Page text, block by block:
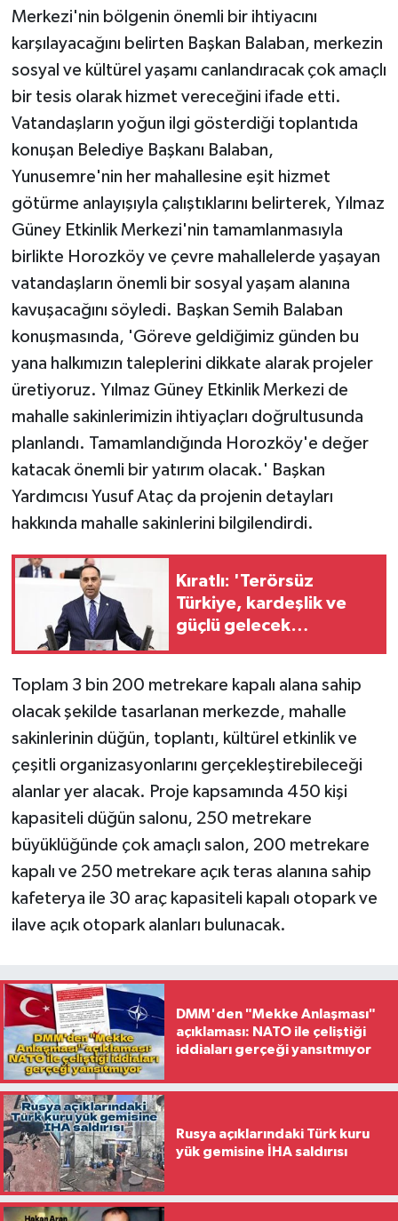
Merkezi'nin bölgenin önemli bir ihtiyacını
karşılayacağını belirten Başkan Balaban, merkezin
sosyal ve kültürel yaşamı canlandıracak çok amaçlı
bir tesis olarak hizmet vereceğini ifade etti.
Vatandaşların yoğun ilgi gösterdiği toplantıda
konuşan Belediye Başkanı Balaban,
Yunusemre'nin her mahallesine eşit hizmet
götürme anlayışıyla çalıştıklarını belirterek, Yılmaz
Güney Etkinlik Merkezi'nin tamamlanmasıyla
birlikte Horozköy ve çevre mahallelerde yaşayan
vatandaşların önemli bir sosyal yaşam alanına
kavuşacağını söyledi. Başkan Semih Balaban
konuşmasında, 'Göreve geldiğimiz günden bu
yana halkımızın taleplerini dikkate alarak projeler
üretiyoruz. Yılmaz Güney Etkinlik Merkezi de
mahalle sakinlerimizin ihtiyaçları doğrultusunda
planlandı. Tamamlandığında Horozköy'e değer
katacak önemli bir yatırım olacak.' Başkan
Yardımcısı Yusuf Ataç da projenin detayları
hakkında mahalle sakinlerini bilgilendirdi.
Kıratlı: 'Terörsüz
Türkiye, kardeşlik ve
güçlü gelecek
Toplam 3 bin 200 metrekare kapalı alana sahip
olacak şekilde tasarlanan merkezde, mahalle
sakinlerinin düğün, toplantı, kültürel etkinlik ve
çeşitli organizasyonlarını gerçekleştirebileceği
alanlar yer alacak. Proje kapsamında 450 kişi
kapasiteli düğün salonu, 250 metrekare
büyüklüğünde çok amaçlı salon, 200 metrekare
kapalı ve 250 metrekare açık teras alanına sahip
kafeterya ile 30 araç kapasiteli kapalı otopark ve
ilave açık otopark alanları bulunacak.
DMM'den "Mekke Anlaşması"
açıklaması: NATO ile çeliştiği
iddiaları gerçeği yansıtmıyor
Rusya açıklarındaki Türk kuru
yük gemisine İHA saldırısı